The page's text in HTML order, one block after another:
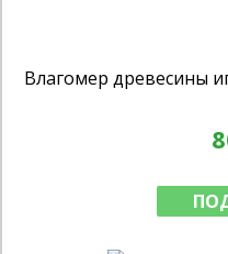
Влагомер древесины